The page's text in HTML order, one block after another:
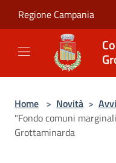
Regione Campania
Home > Novità >
"Fondo comuni
Grottaminarda